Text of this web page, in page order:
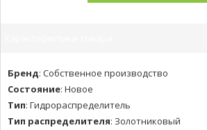
Бренд: Собственное производство
Состояние: Новое
Тип: Гидрораспределитель
Тип распределителя: Золотниковый